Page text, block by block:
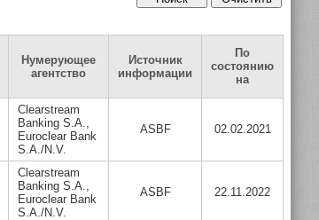
Нумерующее
агентство
Источник
информации
По
состоянию
на
Clearstream
Banking S.A.,
Euroclear Bank
S.A./N.V.
ASBF 02.02.2021
Clearstream
Banking S.A.,
Euroclear Bank
S.A./N.V.
ASBF 22.11.2022